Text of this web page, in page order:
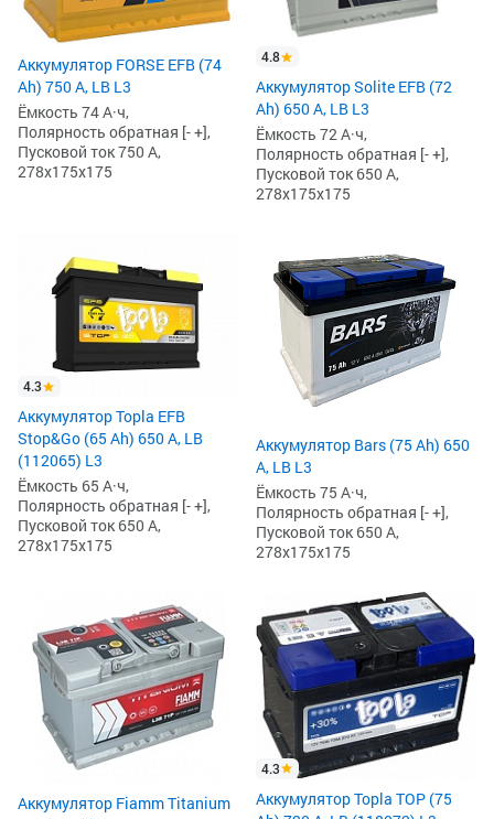
Аккумулятор FORSE EFB (74
Ah) 750 А, LB L3
Ёмкость 74 А·ч,
Полярность обратная [- +],
Пусковой ток 750 А,
278x175x175
4.8
Аккумулятор Solite EFB (72
Ah) 650 А, LB L3
Ёмкость 72 А·ч,
Полярность обратная [- +],
Пусковой ток 650 А,
278x175x175
4.3
Аккумулятор Topla EFB
Stop&Go (65 Ah) 650 А, LB
(112065) L3
Ёмкость 65 А·ч,
Полярность обратная [- +],
Пусковой ток 650 А,
278x175x175
Аккумулятор Bars (75 Ah) 650
А, LB L3
Ёмкость 75 А·ч,
Полярность обратная [- +],
Пусковой ток 650 А,
278x175x175
Аккумулятор Fiamm Titanium
4.3
Аккумулятор Topla TOP (75